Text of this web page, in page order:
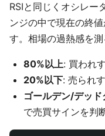
RSIと同じくオシレー
ンジの中で現在の終
す。相場の過熱感を測
80%以上: 買われす
20%以下: 売られす
ゴールデン/デッド
で売買サインを判